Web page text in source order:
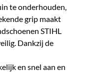
te onderhouden,
grip maakt
STIHL
Dankzij de
en snel aan en